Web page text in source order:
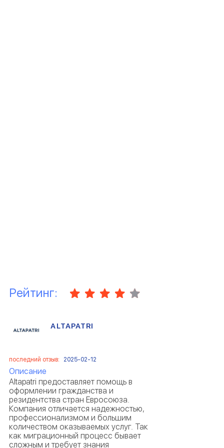
Рейтинг:
ALTAPATRI
последний отзыв: 2025-02-12
Описание
Altapatri предоставляет помощь в
оформлении гражданства и
резидентства стран Евросоюза.
Компания отличается надежностью,
профессионализмом и большим
количеством оказываемых услуг. Так
как миграционный процесс бывает
сложным и требует знания